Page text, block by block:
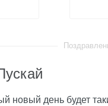
новый день будет